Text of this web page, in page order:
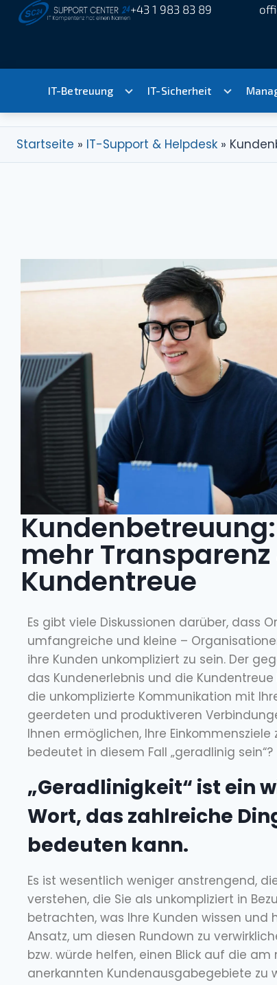
+43 1 983 83 89
IT-Betreuung IT-Sicherheit
Startseite » IT-Support & Helpdesk »
mehr Transparenz
Kundentreue
Es gibt viele Diskussionen darüber, dass
umfangreiche und kleine –
ihre Kunden unkompliziert zu sein. Der
das Kundenerlebnis und die
die unkomplizierte Kommunikation mit
geerdeten und produktiveren
Ihnen ermöglichen, Ihre Einkommensziele
bedeutet in diesem Fall „geradlinig sein“?
„Geradlinigkeit“ ist ein
Wort, das zahlreiche
bedeuten kann.
Es ist wesentlich weniger anstrengend,
verstehen, die Sie als unkompliziert in
betrachten, was Ihre Kunden wissen und
Ansatz, um diesen Rundown zu
bzw. würde helfen, einen Blick auf die am
anerkannten Kundenausgabegebiete zu